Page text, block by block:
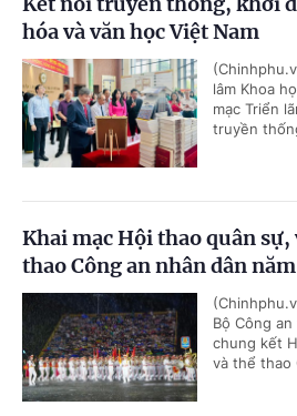
hóa và văn học Việt Nam
lâm Khoa
mạc Triển
truyền
Khai mạc Hội thao quân
thao Công an nhân dân
Bộ Công
chung kết
và thể thao